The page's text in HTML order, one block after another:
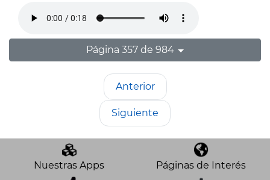
Página 357 de 984
Anterior
Siguiente
Nuestras Apps Páginas de Interés